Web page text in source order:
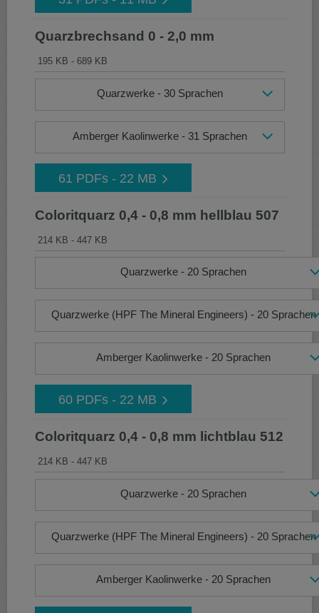
Quarzbrechsand 0 - 2,0 mm
195 KB - 689 KB
Quarzwerke - 30 Sprachen
Amberger Kaolinwerke - 31 Sprachen
61 PDFs - 22 MB
Coloritquarz 0,4 - 0,8 mm hellblau 507
214 KB - 447 KB
Quarzwerke - 20 Sprachen
Quarzwerke (HPF The Mineral Engineers) - 20 Sprachen
Amberger Kaolinwerke - 20 Sprachen
60 PDFs - 22 MB
Coloritquarz 0,4 - 0,8 mm lichtblau 512
214 KB - 447 KB
Quarzwerke - 20 Sprachen
Quarzwerke (HPF The Mineral Engineers) - 20 Sprachen
Amberger Kaolinwerke - 20 Sprachen